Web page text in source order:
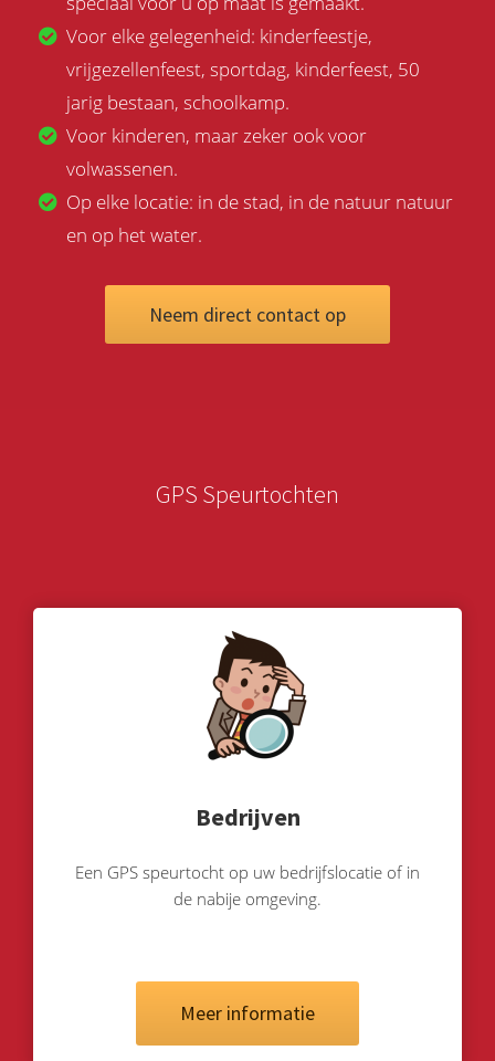
Voor elke gelegenheid: kinderfeestje,
vrijgezellenfeest, sportdag, kinderfeest, 50
jarig bestaan, schoolkamp.
Voor kinderen, maar zeker ook voor
volwassenen.
Op elke locatie: in de stad, in de natuur natuur
en op het water.
Neem direct contact op
GPS Speurtochten
Bedrijven
Een GPS speurtocht op uw bedrijfslocatie of in
de nabije omgeving.
Meer informatie